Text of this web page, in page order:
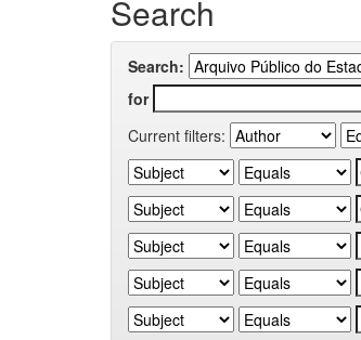
Search
Search:
for
Current filters: